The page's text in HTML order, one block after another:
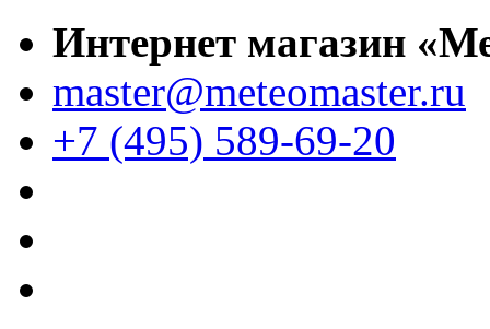
Интернет магазин
master@meteomaster.ru
+7 (495) 589-69-20